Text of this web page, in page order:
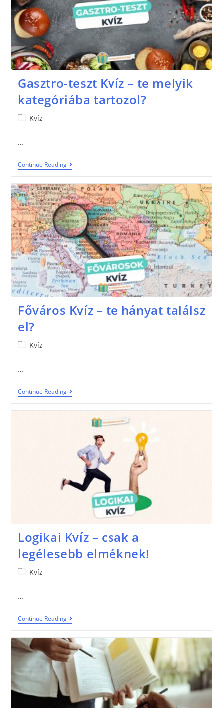
Gasztro-teszt Kvíz – te melyik
kategóriába tartozol?
Kvíz
…
Continue Reading
Főváros Kvíz – te hányat találsz
el?
Kvíz
…
Continue Reading
Logikai Kvíz – csak a
legélesebb elméknek!
Kvíz
…
Continue Reading